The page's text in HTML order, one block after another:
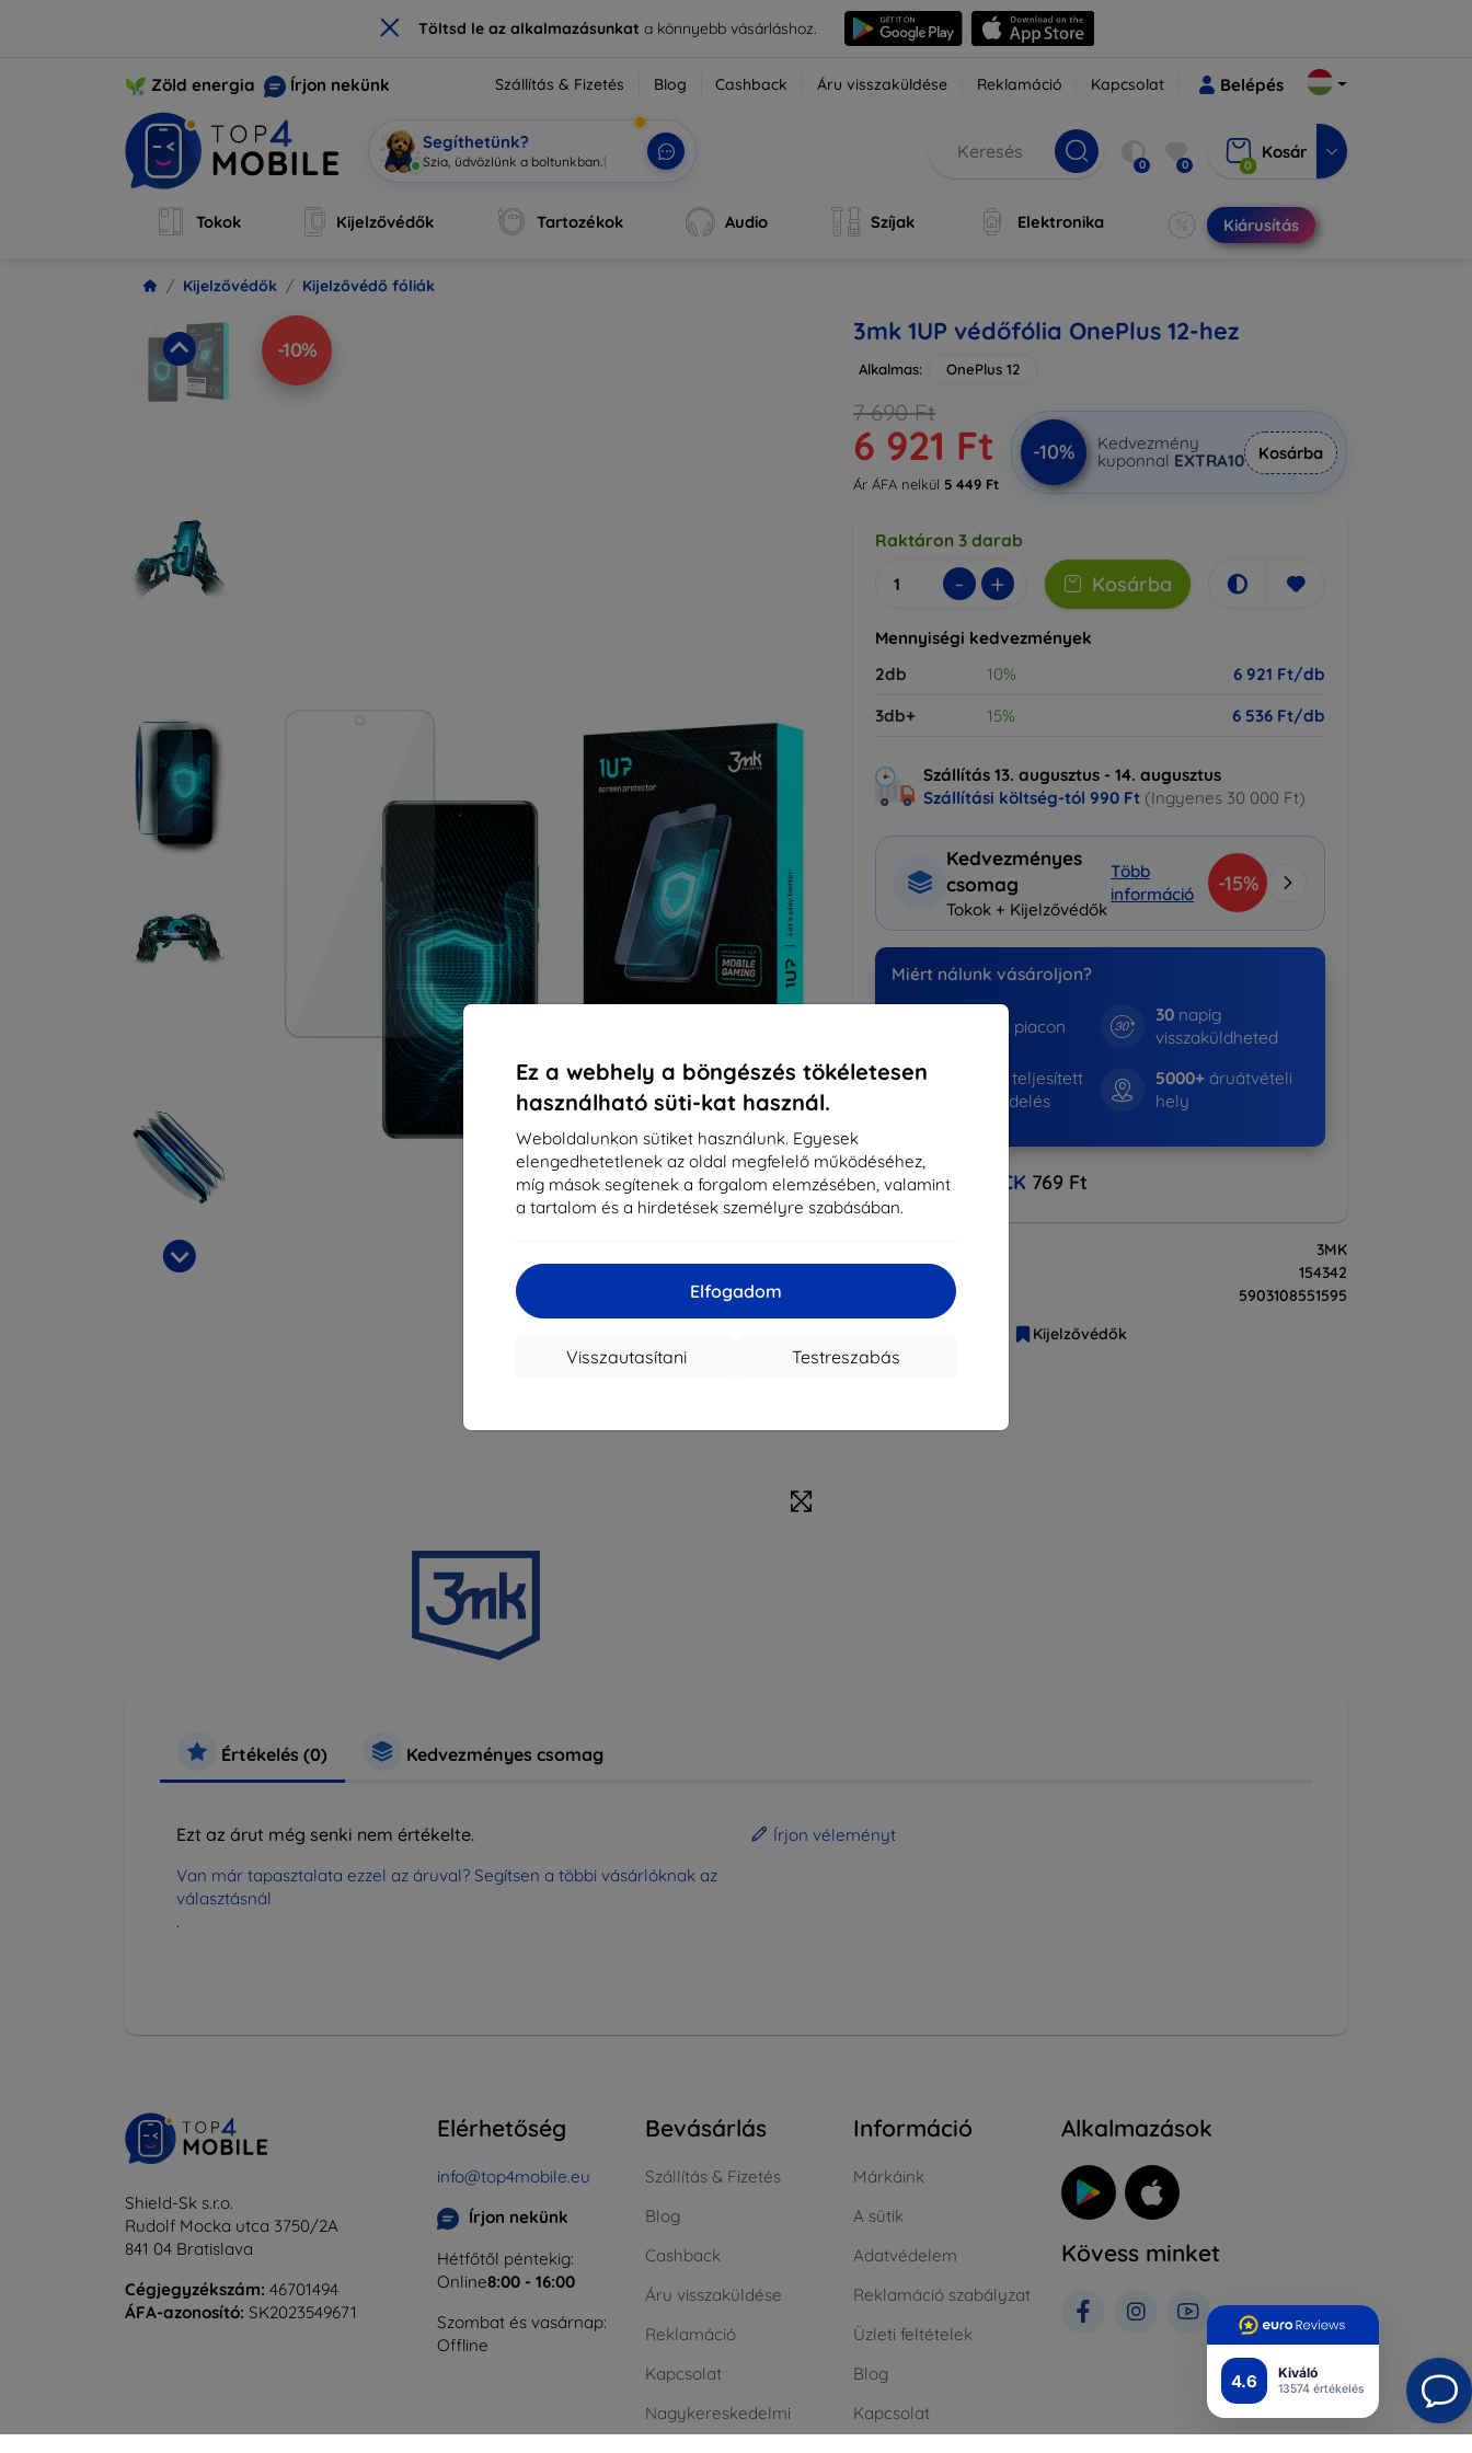
× Töltsd le az alkalmazásunkata könnyebb vásárláshoz.
4.6 Kiváló
13574 értékelés
Ez a webhely a böngészés tökéletesen
használható süti-kat használ.
Weboldalunkon sütiket használunk. Egyesek
elengedhetetlenek az oldal megfelelő működéséhez,
míg mások segítenek a forgalom elemzésében, valamint
a tartalom és a hirdetések személyre szabásában.
Elfogadom
Testreszabás
Visszautasítani
Zöld energia Írjon nekünk Szállítás & Fizetés Blog Cashback Áru visszaküldése Reklamáció Kapcsolat Belépés
Segíthetünk?
Szia, | 0 0 0
Kosár
Tokok Kijelzővédők Tartozékok Audio Szíjak Elektronika Kiárusítás
Kijelzővédők Kijelzővédő fóliák
-10%
3mk 1UP védőfólia OnePlus 12-hez
Alkalmas: OnePlus 12
7 690 Ft
6 921 Ft
Ár ÁFA nelkül 5 449 Ft
-10%
Kedvezmény
kuponnal EXTRA10 Kosárba
Raktáron 3 darab
- + Kosárba
Mennyiségi kedvezmények
2db
10%
6 921 Ft/db
3db+
15% 6 536 Ft/db
Szállítás 13. augusztus - 14. augusztus
Szállítási költség-tól 990 Ft (Ingyenes 30 000 Ft)
Kedvezményes
csomag
Tokok + Kijelzővédők
Több
információ
-15%
Miért nálunk vásároljon?
éve a piacon
30napig
visszaküldheted
teljesített
megrendelés
5000+áruátvételi
hely
CASHBACK 769 Ft
3MK
Gyártói cikkszám
154342
5903108551595
Kijelzővédők
Értékelés (0) Kedvezményes csomag
Ezt az árut még senki nem értékelte.
Van már tapasztalata ezzel az áruval? Segítsen a többi vásárlóknak az
választásnál
.
Írjon véleményt
Shield-Sk s.r.o.
Rudolf Mocka utca 3750/2A
841 04 Bratislava
Cégjegyzékszám: 46701494
ÁFA-azonosító: SK2023549671
Elérhetőség
info@top4mobile.eu
Írjon nekünk
Hétfőtől péntekig:
Online8:00 - 16:00
Szombat és vasárnap:
Offline
Bevásárlás
Szállítás & Fizetés
Blog
Cashback
Áru visszaküldése
Reklamáció
Kapcsolat
Nagykereskedelmi
Információ
Márkáink
A sütik
Adatvédelem
Reklamáció szabályzat
Üzleti feltételek
Blog
Kapcsolat
Alkalmazások
Kövess minket